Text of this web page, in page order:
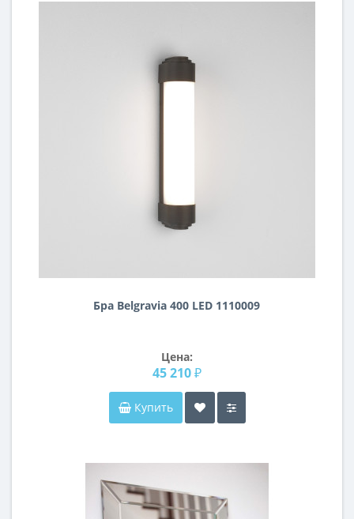
Бра Belgravia 400 LED 1110009
Цена:
45 210 ₽
Купить